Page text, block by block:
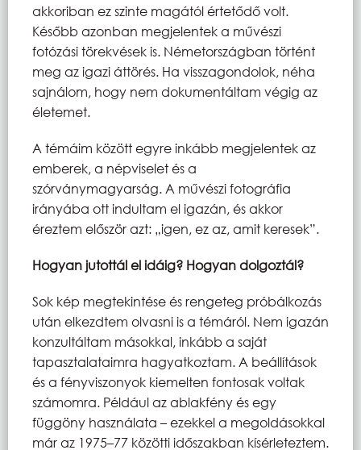
akkoriban ez szinte magától értetődő volt.
Később azonban megjelentek a művészi
fotózási törekvések is. Németországban történt
meg az igazi áttörés. Ha visszagondolok, néha
sajnálom, hogy nem dokumentáltam végig az
életemet.
A témáim között egyre inkább megjelentek az
emberek, a népviselet és a
szórványmagyarság. A művészi fotográfia
irányába ott indultam el igazán, és akkor
éreztem először azt: „igen, ez az, amit keresek”.
Hogyan jutottál el idáig? Hogyan dolgoztál?
Sok kép megtekintése és rengeteg próbálkozás
után elkezdtem olvasni is a témáról. Nem igazán
konzultáltam másokkal, inkább a saját
tapasztalataimra hagyatkoztam. A beállítások
és a fényviszonyok kiemelten fontosak voltak
számomra. Például az ablakfény és egy
függöny használata – ezekkel a megoldásokkal
már az 1975–77 közötti időszakban kísérleteztem.